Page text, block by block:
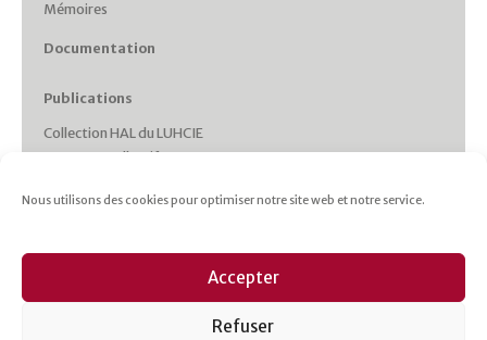
Nous utilisons des cookies pour optimiser notre site web et notre service.
Accepter
Refuser
Mémoires
Documentation
Publications
Collection HAL du LUHCIE
Ouvrages collectifs
Working Papers
Italie plurielle
Cahiers d’études italiennes
Les cahiers du CRHIPA